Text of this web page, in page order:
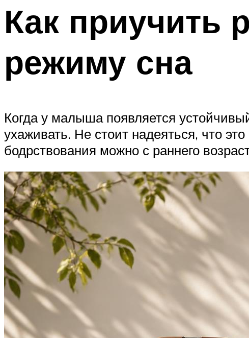
Как приучить
режиму сна
Когда у малыша появляется
ухаживать. Не стоит надеяться, что
бодрствования можно с раннего